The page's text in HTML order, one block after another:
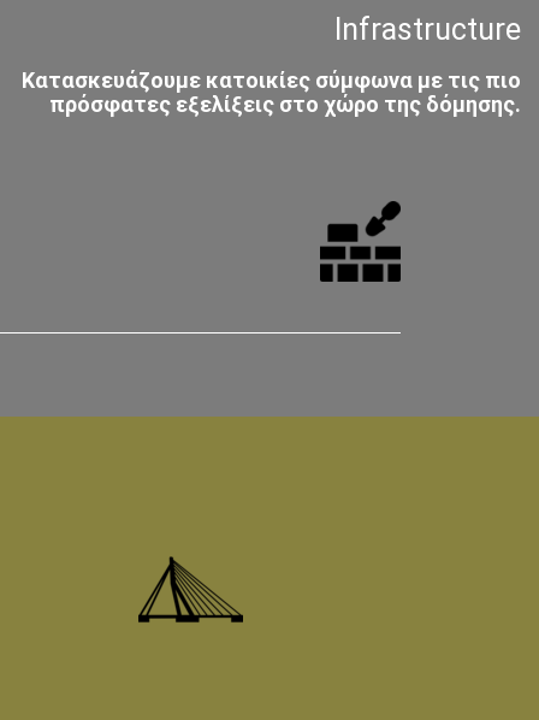
Infrastructure
Κατασκευάζουμε κατοικίες σύμφωνα με τις πιο
πρόσφατες εξελίξεις στο χώρο της δόμησης.